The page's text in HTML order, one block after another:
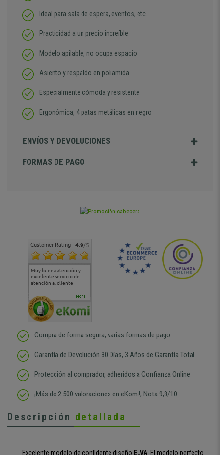
Ideal para sala de espera, eventos, etc.
Practicidad a un precio increíble
Modelo apilable, no ocupa espacio
Asiento y respaldo en poliamida
Especialmente cómoda y resistente
Ergonómica, 4 patas metálicas en negro
ENVÍOS Y DEVOLUCIONES
FORMAS DE PAGO
Customer Rating 4.9/5
Muy buena atención y
excelente servicio de
atención al cliente
Muy buena atención de
cara al asesoramiento
Si estoy contento
MORE...
Compra de forma segura, varias formas de pago
Garantía de Devolución 30 Días, 3 Años de Garantía Total
Protección al comprador, adheridos a Confianza Online
¡Más de 2.500 valoraciones en eKomi!, Nota 9,8/10
Descripción detallada
Excelente modelo de confidente diseño ELVA . El modelo perfecto